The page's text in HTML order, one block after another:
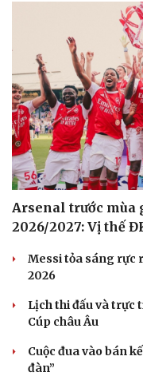
Arsenal trước mùa
2026/2027: Vị thế
Messi tỏa sáng rực
2026
Lịch thi đấu và trực
Cúp châu Âu
Cuộc đua vào bán
đàn”